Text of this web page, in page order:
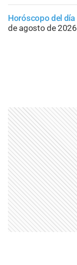
Horóscopo del día
de agosto de 2026